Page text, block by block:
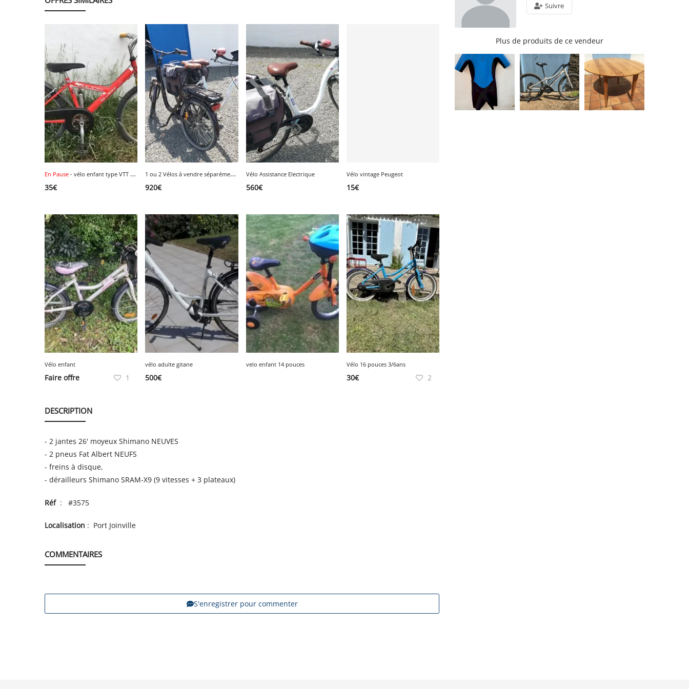
En Pause - vélo enfant type VTT taille 24 pouces .
35€
1
ou 2 Vélos à vendre séparément ou ensemble
920€
Vélo Assistance Electrique
560€
Vélo vintage Peugeot
15€
Vélo enfant
Faire offre 1
vélo adulte gitane
500€
velo enfant 14 pouces Vélo 16 pouces 3/6ans
30€ 2
DESCRIPTION
- 2 jantes 26' moyeux Shimano NEUVES
- 2 pneus Fat Albert NEUFS
- freins à disque,
- dérailleurs Shimano SRAM-X9 (9 vitesses + 3 plateaux)
Réf: #3575
Localisation : Port Joinville
COMMENTAIRES
S'enregistrer pour commenter
Suivre
Plus de produits de ce vendeur